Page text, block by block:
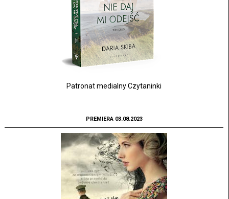
Patronat medialny Czytaninki
PREMIERA 03.08.2023